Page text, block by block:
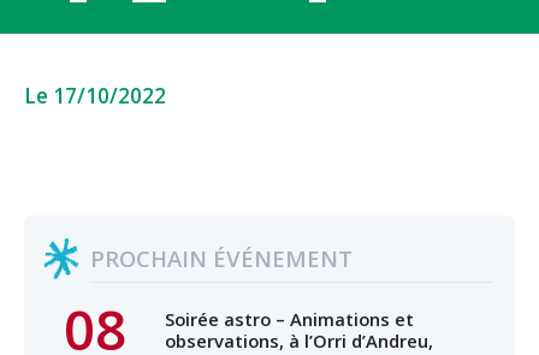
Le 17/10/2022
PROCHAIN ÉVÉNEMENT
08
Soirée astro – Animations et
observations, à l’Orri d’Andreu,